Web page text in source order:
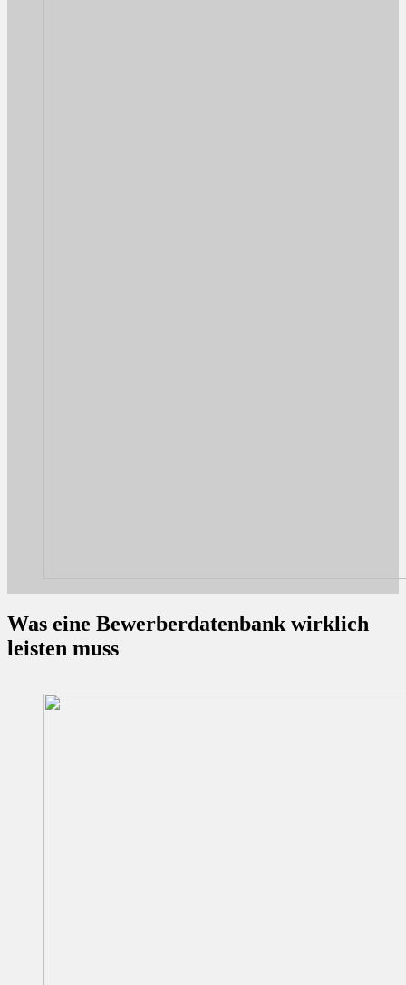
Was eine Bewerberdatenbank wirklich
leisten muss